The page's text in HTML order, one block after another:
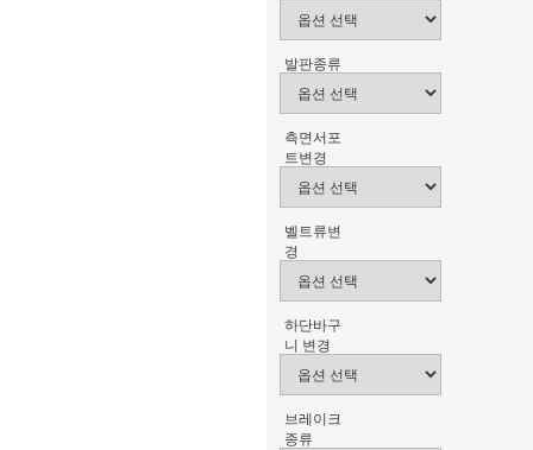
발판종류
측면서포
트변경
벨트류변
경
하단바구
니 변경
브레이크
종류